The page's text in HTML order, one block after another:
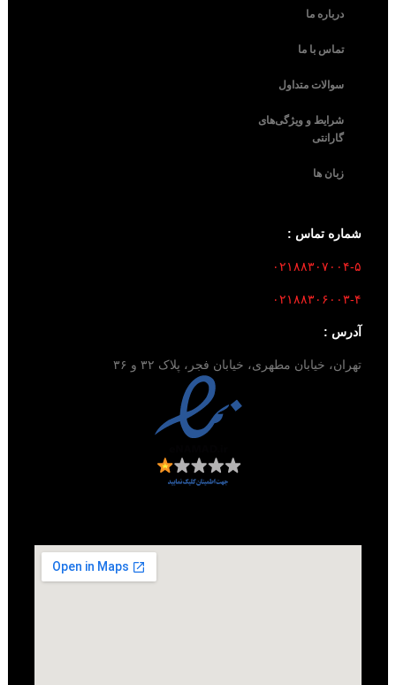
درباره ما
تماس با ما
سوالات متداول
شرایط و ویژگی‌های
گارانتی
زبان ها
شماره تماس :
۰۲۱۸۸۳۰۷۰۰۴-۵
۰۲۱۸۸۳۰۶۰۰۳-۴
آدرس :
تهران، خیابان مطهری، خیابان فجر، پلاک ۳۲ و ۳۶